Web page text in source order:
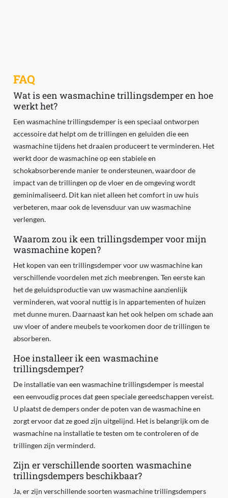
FAQ
Wat is een wasmachine trillingsdemper en hoe
werkt het?
Een wasmachine trillingsdemper is een speciaal ontworpen
accessoire dat helpt om de trillingen en geluiden die een
wasmachine tijdens het draaien produceert te verminderen. Het
werkt door de wasmachine op een stabiele en
schokabsorberende manier te ondersteunen, waardoor de
impact van de trillingen op de vloer en de omgeving wordt
geminimaliseerd. Dit kan niet alleen het comfort in uw huis
verbeteren, maar ook de levensduur van uw wasmachine
verlengen.
Waarom zou ik een trillingsdemper voor mijn
wasmachine kopen?
Het kopen van een trillingsdemper voor uw wasmachine kan
verschillende voordelen met zich meebrengen. Ten eerste kan
het de geluidsproductie van uw wasmachine aanzienlijk
verminderen, wat vooral nuttig is in appartementen of huizen
met dunne muren. Daarnaast kan het ook helpen om schade aan
uw vloer of andere meubels te voorkomen door de trillingen te
absorberen.
Hoe installeer ik een wasmachine
trillingsdemper?
De installatie van een wasmachine trillingsdemper is meestal
een eenvoudig proces dat geen speciale gereedschappen vereist.
U plaatst de dempers onder de poten van de wasmachine en
zorgt ervoor dat ze goed zijn uitgelijnd. Het is belangrijk om de
wasmachine na installatie te testen om te controleren of de
trillingen zijn verminderd.
Zijn er verschillende soorten wasmachine
trillingsdempers beschikbaar?
Ja, er zijn verschillende soorten wasmachine trillingsdempers